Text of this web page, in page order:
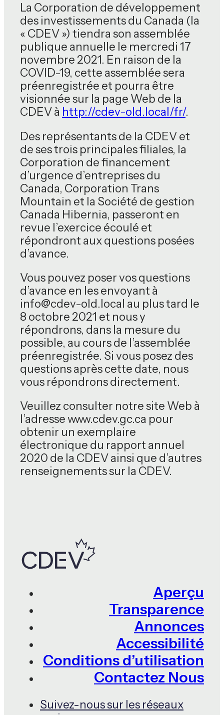
La Corporation de développement
des investissements du Canada (la
« CDEV ») tiendra son assemblée
publique annuelle le mercredi 17
novembre 2021. En raison de la
COVID-19, cette assemblée sera
préenregistrée et pourra être
visionnée sur la page Web de la
CDEV à http://cdev-old.local/fr/.
Des représentants de la CDEV et
de ses trois principales filiales, la
Corporation de financement
d’urgence d’entreprises du
Canada, Corporation Trans
Mountain et la Société de gestion
Canada Hibernia, passeront en
revue l’exercice écoulé et
répondront aux questions posées
d’avance.
Vous pouvez poser vos questions
d’avance en les envoyant à
info@cdev-old.local au plus tard le
8 octobre 2021 et nous y
répondrons, dans la mesure du
possible, au cours de l’assemblée
préenregistrée. Si vous posez des
questions après cette date, nous
vous répondrons directement.
Veuillez consulter notre site Web à
l’adresse www.cdev.gc.ca pour
obtenir un exemplaire
électronique du rapport annuel
2020 de la CDEV ainsi que d’autres
renseignements sur la CDEV.
Aperçu
Transparence
Annonces
Accessibilité
Conditions d’utilisation
Contactez Nous
Suivez-nous sur les réseaux